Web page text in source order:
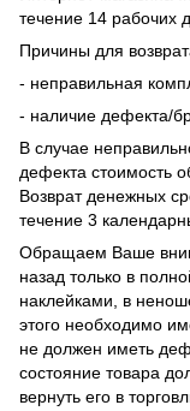
течение 14 рабочих
Причины для
- неправильная
- наличие дефекта/
В случае
дефекта стоимость
Возврат денежных
течение 3
Обращаем Ваше
назад только в
наклейками, в
этого необходимо
не должен иметь
состояние товара
вернуть его в